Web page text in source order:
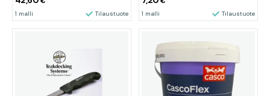
1 malli Tilaustuote 1 malli Tilaustuote